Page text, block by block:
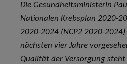
Die Gesundheitsministerin
Nationalen Krebsplan 2020-
2020-2024 (NCP2 2020-
nächsten vier Jahre
Qualität der Versorgung steht